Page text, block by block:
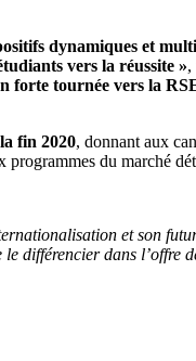
dynamiques et
vers la réussite »,
tournée vers la
fin 2020, donnant aux
du marché
et son
différencier dans l’offre